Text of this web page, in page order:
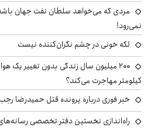
مردی که می‌خواهد سلطان نفت جهان
نمی‌رود!
لکه خونی در چشم نگران‌کننده نیست
کیلومتر مهاجرت می‌کند؟
خبر فوری درباره پرونده قتل حمیدرضا
راه‌اندازی نخستین دفتر تخصصی